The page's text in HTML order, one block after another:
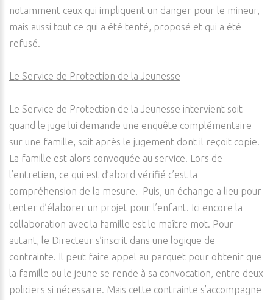
notamment ceux qui impliquent un danger pour le mineur,
mais aussi tout ce qui a été tenté, proposé et qui a été
refusé.
Le Service de Protection de la Jeunesse
Le Service de Protection de la Jeunesse intervient soit
quand le juge lui demande une enquête complémentaire
sur une famille, soit après le jugement dont il reçoit copie.
La famille est alors convoquée au service. Lors de
l’entretien, ce qui est d’abord vérifié c’est la
compréhension de la mesure. Puis, un échange a lieu pour
tenter d’élaborer un projet pour l’enfant. Ici encore la
collaboration avec la famille est le maître mot. Pour
autant, le Directeur s’inscrit dans une logique de
contrainte. Il peut faire appel au parquet pour obtenir que
la famille ou le jeune se rende à sa convocation, entre deux
policiers si nécessaire. Mais cette contrainte s’accompagne